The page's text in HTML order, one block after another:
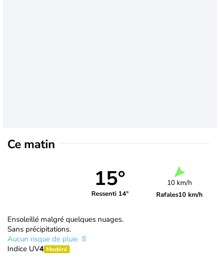
Ce matin
15°
Ressenti 14°
10 km/h
Rafales10 km/h
Ensoleillé malgré quelques nuages.
Sans précipitations.
Aucun risque de pluie
Indice UV4 Modéré